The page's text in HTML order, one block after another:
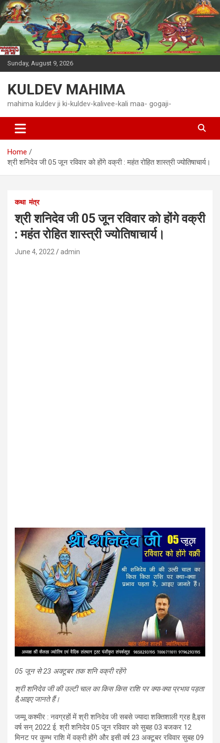
Skip
to
content
Sunday, August 9, 2026
KULDEV MAHIMA
mahima kuldev ji ki-kuldev-kalivee-kali maa- gogaji-
Home
श्री शनिदेव जी 05 जून रविवार को होंगे वक्री : महंत रोहित शास्त्री ज्योतिषाचार्य।
कथा मंत्र
श्री शनिदेव जी 05 जून रविवार को होंगे वक्री
: महंत रोहित शास्त्री ज्योतिषाचार्य।
June 4, 2022 admin
05 जून से 23 अक्टूबर तक शनि वक्री रहेंगे
श्री शनिदेव जी की उल्टी चाल का किस किस राशि पर क्या-क्या प्रभाव पड़ता
है,आइए जानते हैं।
जम्मू कश्मीर : नवग्रहों में श्री शनिदेव जी सबसे ज्यादा शक्तिशाली ग्रह है,इस
वर्ष सन् 2022 ई. श्री शनिदेव 05 जून रविवार को सुबह 03 बजकर 12
मिनट पर कुम्भ राशि में वक्री होंगे और इसी वर्ष 23 अक्टूबर रविवार सुबह 09